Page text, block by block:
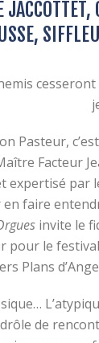
Pasteur,
Facteur
expertisé par
faire
invite le
pour le
Plans
de